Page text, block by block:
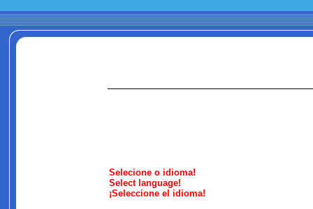
Selecione o idioma!
Select language!
¡Seleccione el idioma!